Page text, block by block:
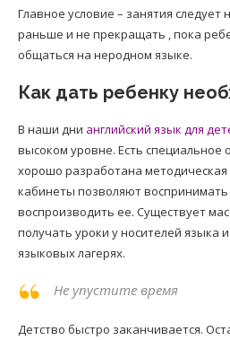
Главное условие – занятия
раньше и не прекращать , пока
общаться на неродном языке.
Как дать ребенку
В наши дни английский язык для
высоком уровне. Есть специальное
хорошо разработана
кабинеты позволяют воспринимать
воспроизводить ее. Существует
получать уроки у носителей языка
языковых лагерях.
Не упустите время
Детство быстро заканчивается.